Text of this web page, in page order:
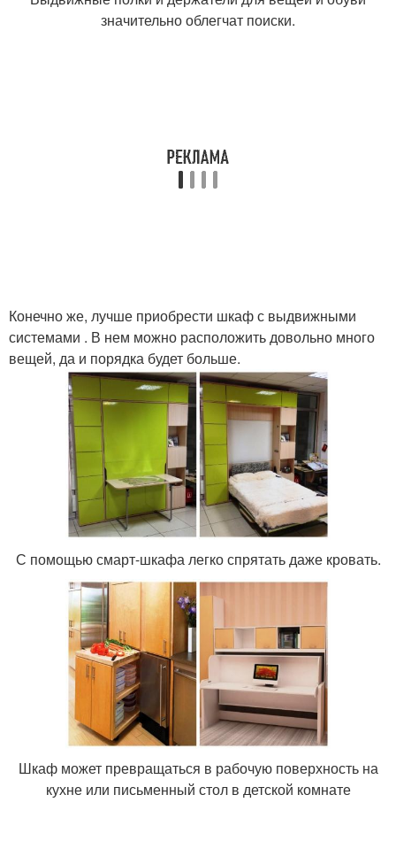
значительно облегчат поиски.
Конечно же, лучше приобрести шкаф с выдвижными
системами . В нем можно расположить довольно много
вещей, да и порядка будет больше.
С помощью смарт-шкафа легко спрятать даже кровать.
Шкаф может превращаться в рабочую поверхность на
кухне или письменный стол в детской комнате